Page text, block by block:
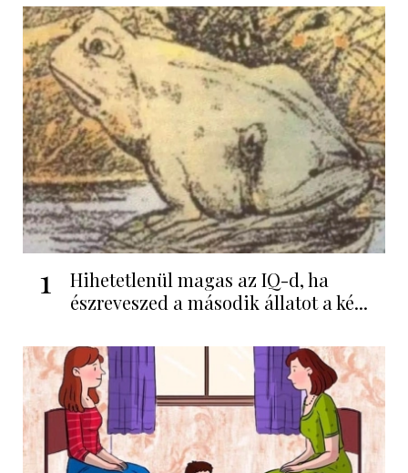
1
Hihetetlenül magas az IQ-d, ha
észreveszed a második állatot a ké...